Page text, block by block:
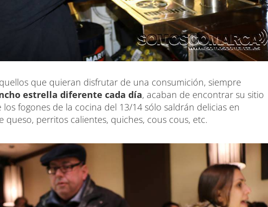
que quieran disfrutar de una consumición, siempre
estrella diferente cada día, acaban de encontrar su sitio
fogones de la cocina del 13/14 sólo saldrán delicias en
queso, perritos calientes, quiches, cous cous, etc.